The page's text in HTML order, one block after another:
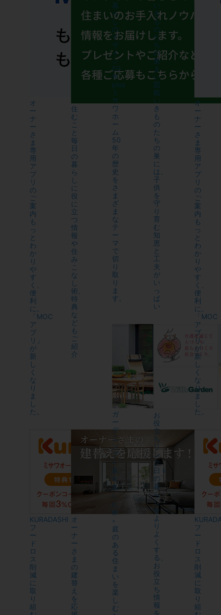
オ
ー
ナ
ー
さ
ま
専
用
ア
プ
リ
の
ご
案
内
も
っ
と
わ
か
り
や
す
く、
便
利
に。
「MOC
ア
プ
リ」
が
新
し
く
な
り
ま
し
た。
住
む
こ
と
毎
日
の
暮
ら
し
に
役
に
立
つ
情
報
や
住
み
こ
な
し
術、
特
典
な
ど
も
ご
紹
介
KURADASHI
フ
ー
ド
ロ
ス
削
減
に
取
り
組
オ
ー
ナ
ー
さ
ま
の
建
替
え
を
応
暮
ら
し
の
デ
ザ
イ
ン
50
年
plus
ミ
サ
ワ
ホ
ー
ム
50
年
の
歴
史
を
さ
ま
ざ
ま
な
テ
ー
マ
で
切
り
取
り
ま
す。
い
き
も
の
た
ち
の
巣
ま
い
図
鑑
い
き
も
の
た
ち
の
巣
に
は、
子
供
を
守
り
育
む
知
恵
と
工
夫
が
い
っ
ぱ
い
ガ
ー
デ
ニ
ン
グ
<
楽
>
庭
の
あ
る
住
ま
い
を
楽
し
む
お
役
立
ち
リ
ン
ク
日々
の
暮
ら
し
を
よ
り
よ
く
す
る、
お
役
立
ち
情
報
を
オ
ー
ナ
ー
さ
ま
専
用
ア
プ
リ
の
ご
案
内
も
っ
と
わ
か
り
や
す
く、
便
利
に。
「MOC
ア
プ
リ」
が
新
し
く
な
り
ま
し
た。
フ
ー
ド
ロ
ス
削
減
に
取
り
組